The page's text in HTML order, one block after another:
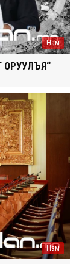
Нам
ОРУУЛЪЯ“
Нам